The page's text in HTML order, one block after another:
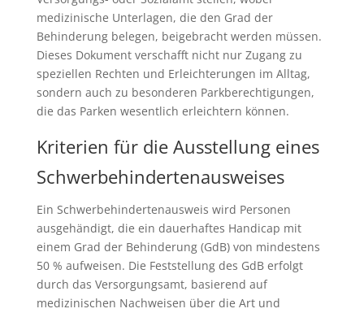
medizinische Unterlagen, die den Grad der
Behinderung belegen, beigebracht werden müssen.
Dieses Dokument verschafft nicht nur Zugang zu
speziellen Rechten und Erleichterungen im Alltag,
sondern auch zu besonderen Parkberechtigungen,
die das Parken wesentlich erleichtern können.
Kriterien für die Ausstellung eines
Schwerbehindertenausweises
Ein Schwerbehindertenausweis wird Personen
ausgehändigt, die ein dauerhaftes Handicap mit
einem Grad der Behinderung (GdB) von mindestens
50 % aufweisen. Die Feststellung des GdB erfolgt
durch das Versorgungsamt, basierend auf
medizinischen Nachweisen über die Art und